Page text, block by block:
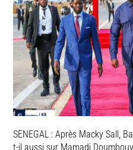
SENEGAL : Après Macky Sall,
t-il aussi sur Mamadi